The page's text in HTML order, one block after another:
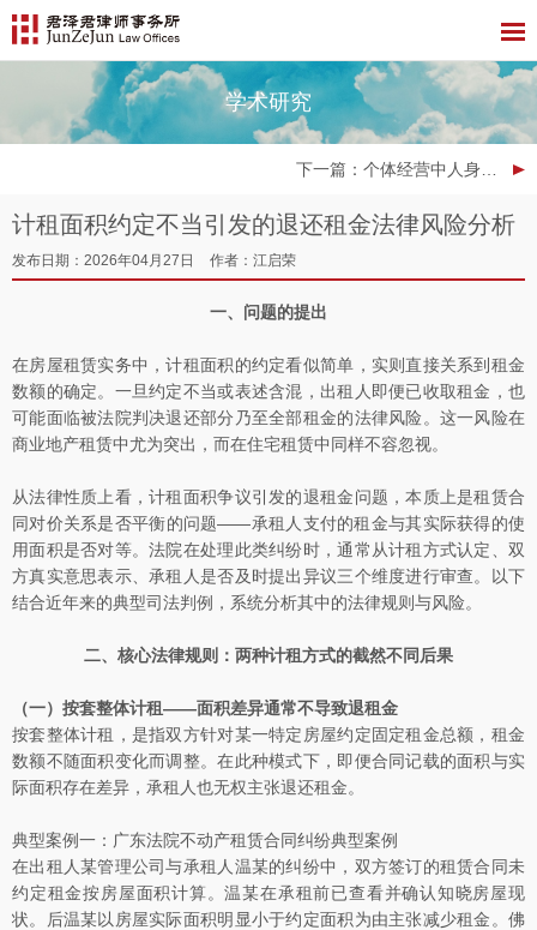
学术研究
下一篇 ：个体经营中人身损害赔偿责任的 夫妻共同债务认定分析 ——以农村卫生室家庭承包经营医疗损害责任为视角
计租面积约定不当引发的退还租金法律风险分析
发布日期：2026年04月27日 作者：江启荣
一、问题的提出
在房屋租赁实务中，计租面积的约定看似简单，实则直接关系到租金
数额的确定。一旦约定不当或表述含混，出租人即便已收取租金，也
可能面临被法院判决退还部分乃至全部租金的法律风险。这一风险在
商业地产租赁中尤为突出，而在住宅租赁中同样不容忽视。
从法律性质上看，计租面积争议引发的退租金问题，本质上是租赁合
同对价关系是否平衡的问题——承租人支付的租金与其实际获得的使
用面积是否对等。法院在处理此类纠纷时，通常从计租方式认定、双
方真实意思表示、承租人是否及时提出异议三个维度进行审查。以下
结合近年来的典型司法判例，系统分析其中的法律规则与风险。
二、核心法律规则：两种计租方式的截然不同后果
（一）按套整体计租——面积差异通常不导致退租金
按套整体计租，是指双方针对某一特定房屋约定固定租金总额，租金
数额不随面积变化而调整。在此种模式下，即便合同记载的面积与实
际面积存在差异，承租人也无权主张退还租金。
典型案例一：广东法院不动产租赁合同纠纷典型案例
在出租人某管理公司与承租人温某的纠纷中，双方签订的租赁合同未
约定租金按房屋面积计算。温某在承租前已查看并确认知晓房屋现
状。后温某以房屋实际面积明显小于约定面积为由主张减少租金。佛